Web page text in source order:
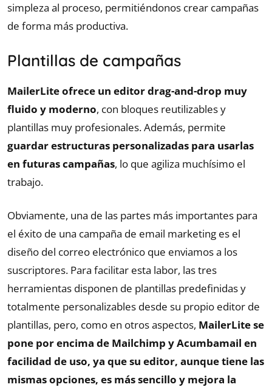
simpleza al proceso, permitiéndonos crear campañas
de forma más productiva.
Plantillas de campañas
MailerLite ofrece un editor drag-and-drop muy
fluido y moderno, con bloques reutilizables y
plantillas muy profesionales. Además, permite
guardar estructuras personalizadas para usarlas
en futuras campañas, lo que agiliza muchísimo el
trabajo.
Obviamente, una de las partes más importantes para
el éxito de una campaña de email marketing es el
diseño del correo electrónico que enviamos a los
suscriptores. Para facilitar esta labor, las tres
herramientas disponen de plantillas predefinidas y
totalmente personalizables desde su propio editor de
plantillas, pero, como en otros aspectos, MailerLite se
pone por encima de Mailchimp y Acumbamail en
facilidad de uso, ya que su editor, aunque tiene las
mismas opciones, es más sencillo y mejora la